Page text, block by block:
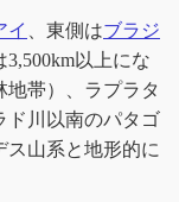
イ 、東側はブラジ
以上にな
地帯）、ラプラタ
ド川以南のパタゴ
ス山系と地形的に